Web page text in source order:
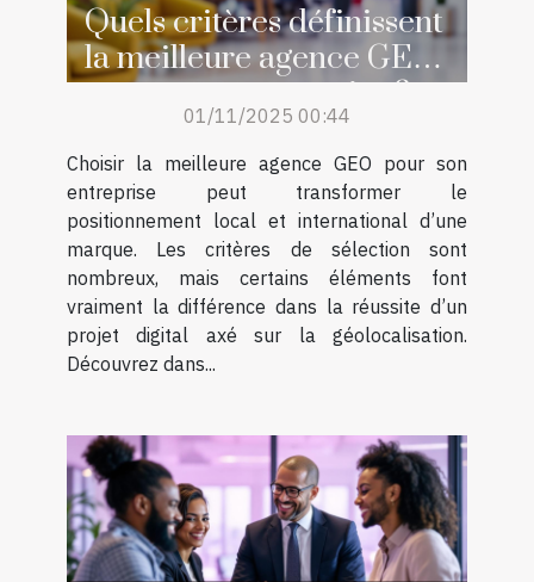
Quels critères définissent
la meilleure agence GEO
pour votre entreprise ?
01/11/2025 00:44
Choisir la meilleure agence GEO pour son
entreprise peut transformer le
positionnement local et international d’une
marque. Les critères de sélection sont
nombreux, mais certains éléments font
vraiment la différence dans la réussite d’un
projet digital axé sur la géolocalisation.
Découvrez dans...